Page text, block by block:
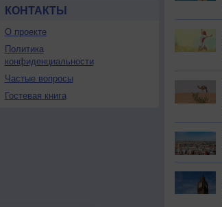
КОНТАКТЫ
О проекте
Политика
конфиденциальности
Частые вопросы
Гостевая книга